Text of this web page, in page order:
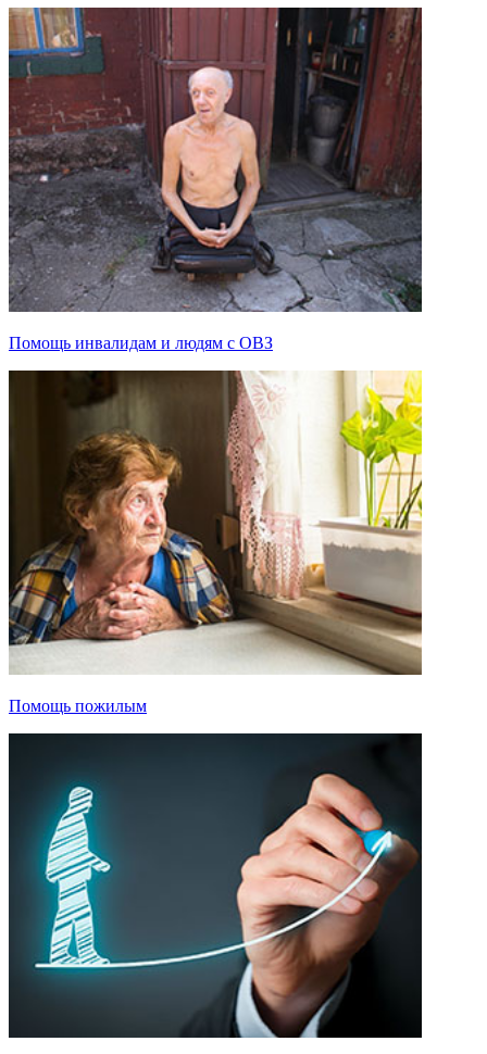
Помощь инвалидам и людям с ОВЗ
Помощь пожилым